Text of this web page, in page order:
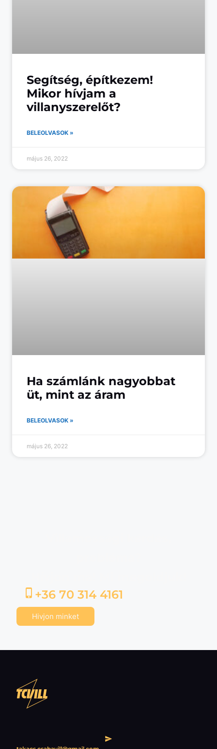
Segítség, építkezem!
Mikor hívjam a
villanyszerelőt?
BELEOLVASOK »
május 26, 2022
Ha számlánk nagyobbat
üt, mint az áram
BELEOLVASOK »
május 26, 2022
+36 70 314 4161
Hivjon minket